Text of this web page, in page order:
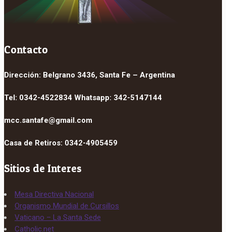
Contacto
Dirección: Belgrano 3436, Santa Fe – Argentina
Tel: 0342-4522834 Whatsapp: 342-5147144
mcc.santafe@gmail.com
Casa de Retiros: 0342-4905459
Sitios de Interes
Mesa Directiva Nacional
Organismo Mundial de Cursillos
Vaticano – La Santa Sede
Catholic.net